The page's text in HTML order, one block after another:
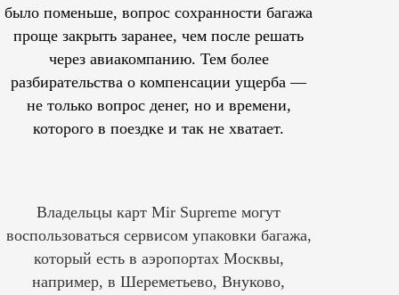
было поменьше, вопрос сохранности багажа
проще закрыть заранее, чем после решать
через авиакомпанию. Тем более
разбирательства о компенсации ущерба —
не только вопрос денег, но и времени,
которого в поездке и так не хватает.
Владельцы карт Mir Supreme могут
воспользоваться сервисом упаковки багажа,
который есть в аэропортах Москвы,
например, в Шереметьево, Внуково,